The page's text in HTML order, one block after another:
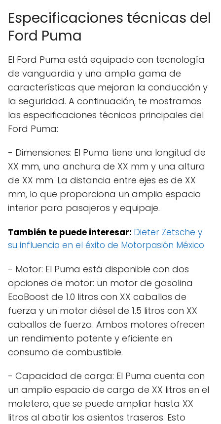
Especificaciones técnicas del
Ford Puma
El Ford Puma está equipado con tecnología
de vanguardia y una amplia gama de
características que mejoran la conducción y
la seguridad. A continuación, te mostramos
las especificaciones técnicas principales del
Ford Puma:
- Dimensiones: El Puma tiene una longitud de
XX mm, una anchura de XX mm y una altura
de XX mm. La distancia entre ejes es de XX
mm, lo que proporciona un amplio espacio
interior para pasajeros y equipaje.
También te puede interesar: Dieter Zetsche y
su influencia en el éxito de Motorpasión México
- Motor: El Puma está disponible con dos
opciones de motor: un motor de gasolina
EcoBoost de 1.0 litros con XX caballos de
fuerza y un motor diésel de 1.5 litros con XX
caballos de fuerza. Ambos motores ofrecen
un rendimiento potente y eficiente en
consumo de combustible.
- Capacidad de carga: El Puma cuenta con
un amplio espacio de carga de XX litros en el
maletero, que se puede ampliar hasta XX
litros al abatir los asientos traseros. Esto